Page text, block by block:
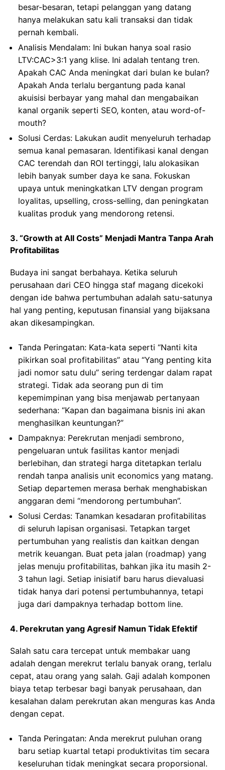
besar-besaran, tetapi pelanggan yang datang
hanya melakukan satu kali transaksi dan tidak
pernah kembali.
Analisis Mendalam: Ini bukan hanya soal rasio
LTV:CAC>3:1 yang klise. Ini adalah tentang tren.
Apakah CAC Anda meningkat dari bulan ke bulan?
Apakah Anda terlalu bergantung pada kanal
akuisisi berbayar yang mahal dan mengabaikan
kanal organik seperti SEO, konten, atau word-of-
mouth?
Solusi Cerdas: Lakukan audit menyeluruh terhadap
semua kanal pemasaran. Identifikasi kanal dengan
CAC terendah dan ROI tertinggi, lalu alokasikan
lebih banyak sumber daya ke sana. Fokuskan
upaya untuk meningkatkan LTV dengan program
loyalitas, upselling, cross-selling, dan peningkatan
kualitas produk yang mendorong retensi.
3. “Growth at All Costs” Menjadi Mantra Tanpa Arah
Profitabilitas
Budaya ini sangat berbahaya. Ketika seluruh
perusahaan dari CEO hingga staf magang dicekoki
dengan ide bahwa pertumbuhan adalah satu-satunya
hal yang penting, keputusan finansial yang bijaksana
akan dikesampingkan.
Tanda Peringatan: Kata-kata seperti “Nanti kita
pikirkan soal profitabilitas” atau “Yang penting kita
jadi nomor satu dulu” sering terdengar dalam rapat
strategi. Tidak ada seorang pun di tim
kepemimpinan yang bisa menjawab pertanyaan
sederhana: “Kapan dan bagaimana bisnis ini akan
menghasilkan keuntungan?”
Dampaknya: Perekrutan menjadi sembrono,
pengeluaran untuk fasilitas kantor menjadi
berlebihan, dan strategi harga ditetapkan terlalu
rendah tanpa analisis unit economics yang matang.
Setiap departemen merasa berhak menghabiskan
anggaran demi “mendorong pertumbuhan”.
Solusi Cerdas: Tanamkan kesadaran profitabilitas
di seluruh lapisan organisasi. Tetapkan target
pertumbuhan yang realistis dan kaitkan dengan
metrik keuangan. Buat peta jalan (roadmap) yang
jelas menuju profitabilitas, bahkan jika itu masih 2-
3 tahun lagi. Setiap inisiatif baru harus dievaluasi
tidak hanya dari potensi pertumbuhannya, tetapi
juga dari dampaknya terhadap bottom line.
4. Perekrutan yang Agresif Namun Tidak Efektif
Salah satu cara tercepat untuk membakar uang
adalah dengan merekrut terlalu banyak orang, terlalu
cepat, atau orang yang salah. Gaji adalah komponen
biaya tetap terbesar bagi banyak perusahaan, dan
kesalahan dalam perekrutan akan menguras kas Anda
dengan cepat.
Tanda Peringatan: Anda merekrut puluhan orang
baru setiap kuartal tetapi produktivitas tim secara
keseluruhan tidak meningkat secara proporsional.